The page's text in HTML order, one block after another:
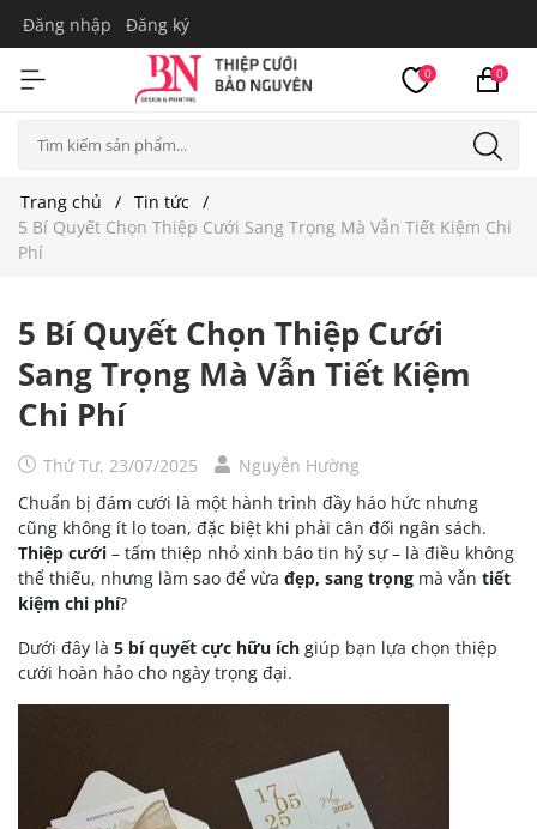
Đăng nhập Đăng ký
0 0
Trang chủ
Tin tức
5 Bí Quyết Chọn Thiệp Cưới Sang Trọng Mà Vẫn Tiết Kiệm Chi
Phí
5 Bí Quyết Chọn Thiệp Cưới
Sang Trọng Mà Vẫn Tiết Kiệm
Chi Phí
Thứ Tư, 23/07/2025
Nguyễn Hường
Chuẩn bị đám cưới là một hành trình đầy háo hức nhưng
cũng không ít lo toan, đặc biệt khi phải cân đối ngân sách.
Thiệp cưới – tấm thiệp nhỏ xinh báo tin hỷ sự – là điều không
thể thiếu, nhưng làm sao để vừa đẹp, sang trọng mà vẫn tiết
kiệm chi phí?
Dưới đây là 5 bí quyết cực hữu ích giúp bạn lựa chọn thiệp
cưới hoàn hảo cho ngày trọng đại.